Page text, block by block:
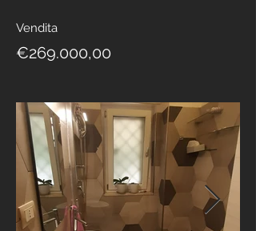
Vendita
€269.000,00